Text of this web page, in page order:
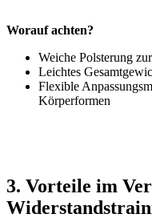
Worauf achten?
Weiche Polsterung
Leichtes
Flexible
Körperformen
3. Vorteile im